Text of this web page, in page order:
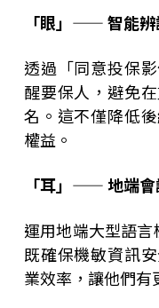
「眼」—— 智能
透過「同意投保
醒要保人，避免
名。這不僅降低
權益。
「耳」—— 地端
運用地端大型語言
既確保機敏資訊
業效率，讓他們有